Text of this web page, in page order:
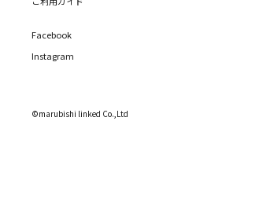
Facebook
Instagram
©marubishi linked Co.,Ltd